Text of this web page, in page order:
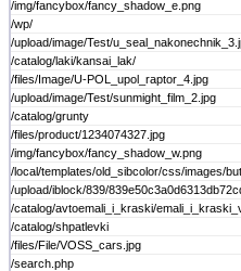
/img/fancybox/fancy_shadow_e.png
/wp/
/upload/image/Test/
/catalog/laki/kansai_lak/
/files/Image/U-POL_upol_raptor_4.jpg
/upload/image/Test/sunmight_film_2.jpg
/catalog/grunty
/files/product/1234074327.jpg
/img/fancybox/fancy_shadow_w.png
/local/templates/old_sibcolor/css/images/
/upload/iblock/839/
/catalog/avtoemali_i_kraski/
/catalog/shpatlevki
/files/File/VOSS_cars.jpg
/search.php